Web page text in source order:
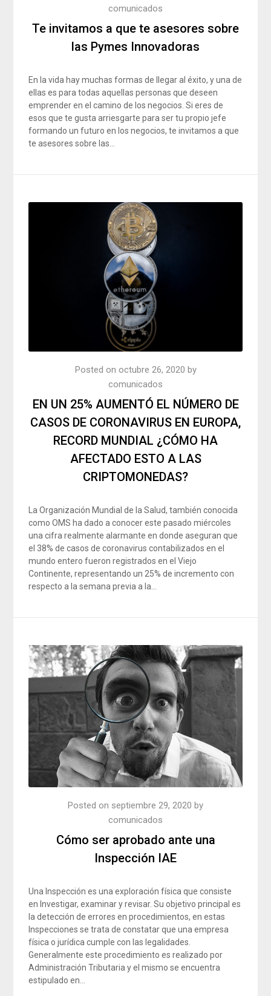
Te invitamos a que te asesores sobre
las Pymes Innovadoras
comunicados
En la vida hay muchas formas de llegar al éxito, y una de
ellas es para todas aquellas personas que deseen
emprender en el camino de los negocios. Si eres de
esos que te gusta arriesgarte para ser tu propio jefe
formando un futuro en los negocios, te invitamos a que
te asesores sobre las…
EN UN 25% AUMENTÓ EL NÚMERO DE
CASOS DE CORONAVIRUS EN EUROPA,
RECORD MUNDIAL ¿CÓMO HA
AFECTADO ESTO A LAS
CRIPTOMONEDAS?
Posted on octubre 26, 2020 by
comunicados
La Organización Mundial de la Salud, también conocida
como OMS ha dado a conocer este pasado miércoles
una cifra realmente alarmante en donde aseguran que
el 38% de casos de coronavirus contabilizados en el
mundo entero fueron registrados en el Viejo
Continente, representando un 25% de incremento con
respecto a la semana previa a la…
Cómo ser aprobado ante una
Inspección IAE
Posted on septiembre 29, 2020 by
comunicados
Una Inspección es una exploración física que consiste
en Investigar, examinar y revisar. Su objetivo principal es
la detección de errores en procedimientos, en estas
Inspecciones se trata de constatar que una empresa
física o jurídica cumple con las legalidades.
Generalmente este procedimiento es realizado por
Administración Tributaria y el mismo se encuentra
estipulado en…